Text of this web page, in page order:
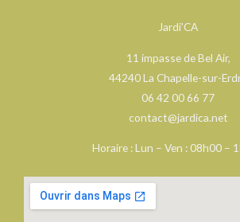
Jardi’CA
11 impasse de Bel Air,
44240 La Chapelle-sur-
06 42 00 66 77
contact@jardica.net
Horaire : Lun – Ven : 08h00 –